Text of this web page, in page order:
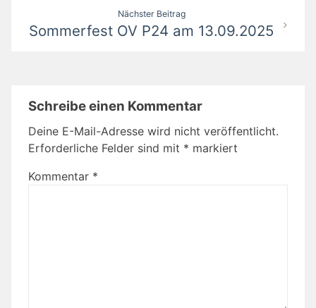
Nächster Beitrag
Sommerfest OV P24 am 13.09.2025
Schreibe einen Kommentar
Deine E-Mail-Adresse wird nicht veröffentlicht.
Erforderliche Felder sind mit * markiert
Kommentar *